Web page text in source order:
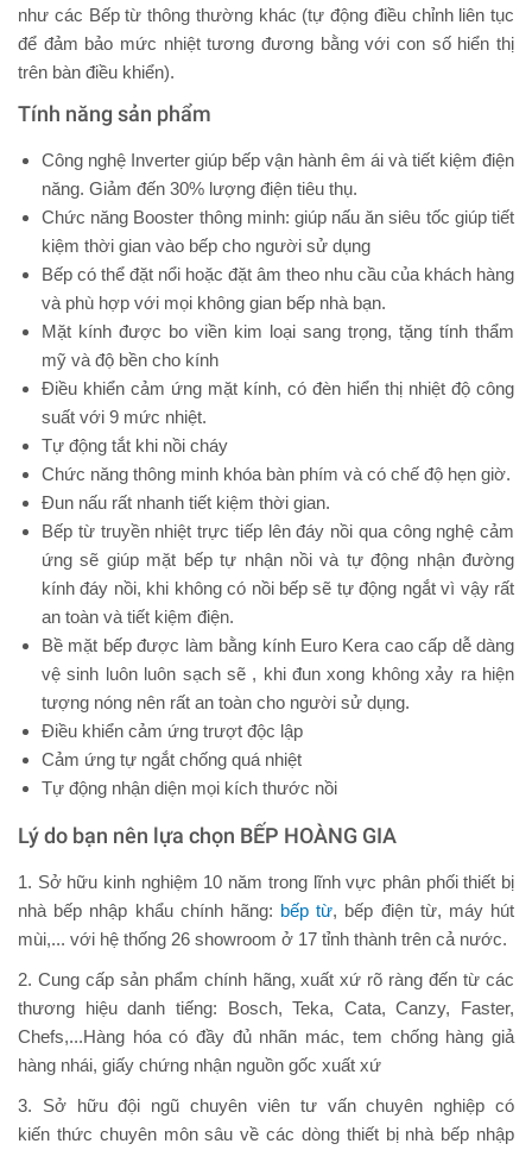
như các Bếp từ thông thường khác (tự động điều chỉnh liên tục
để đảm bảo mức nhiệt tương đương bằng với con số hiển thị
trên bàn điều khiển).
Tính năng sản phẩm
Công nghệ Inverter giúp bếp vận hành êm ái và tiết kiệm điện
năng. Giảm đến 30% lượng điện tiêu thụ.
Chức năng Booster thông minh: giúp nấu ăn siêu tốc giúp tiết
kiệm thời gian vào bếp cho người sử dụng
Bếp có thể đặt nổi hoặc đặt âm theo nhu cầu của khách hàng
và phù hợp với mọi không gian bếp nhà bạn.
Mặt kính được bo viền kim loại sang trọng, tặng tính thẩm
mỹ và độ bền cho kính
Điều khiển cảm ứng mặt kính, có đèn hiển thị nhiệt độ công
suất với 9 mức nhiệt.
Tự động tắt khi nồi cháy
Chức năng thông minh khóa bàn phím và có chế độ hẹn giờ.
Đun nấu rất nhanh tiết kiệm thời gian.
Bếp từ truyền nhiệt trực tiếp lên đáy nồi qua công nghệ cảm
ứng sẽ giúp mặt bếp tự nhận nồi và tự động nhận đường
kính đáy nồi, khi không có nồi bếp sẽ tự động ngắt vì vậy rất
an toàn và tiết kiệm điện.
Bề mặt bếp được làm bằng kính Euro Kera cao cấp dễ dàng
vệ sinh luôn luôn sạch sẽ , khi đun xong không xảy ra hiện
tượng nóng nên rất an toàn cho người sử dụng.
Điều khiển cảm ứng trượt độc lập
Cảm ứng tự ngắt chống quá nhiệt
Tự động nhận diện mọi kích thước nồi
Lý do bạn nên lựa chọn BẾP HOÀNG GIA
1. Sở hữu kinh nghiệm 10 năm trong lĩnh vực phân phối thiết bị
nhà bếp nhập khẩu chính hãng: bếp từ, bếp điện từ, máy hút
mùi,... với hệ thống 26 showroom ở 17 tỉnh thành trên cả nước.
2. Cung cấp sản phẩm chính hãng, xuất xứ rõ ràng đến từ các
thương hiệu danh tiếng: Bosch, Teka, Cata, Canzy, Faster,
Chefs,...Hàng hóa có đầy đủ nhãn mác, tem chống hàng giả
hàng nhái, giấy chứng nhận nguồn gốc xuất xứ
3. Sở hữu đội ngũ chuyên viên tư vấn chuyên nghiệp có
kiến thức chuyên môn sâu về các dòng thiết bị nhà bếp nhập